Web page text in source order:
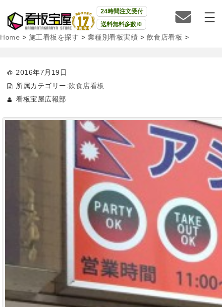
24時間注文受付
送料無料多数※
Home > 施工看板を探す > 業種別看板実績 > 飲食店看板 >
2016年7月19日
所属カテゴリー:飲食店看板
看板宝屋広報部